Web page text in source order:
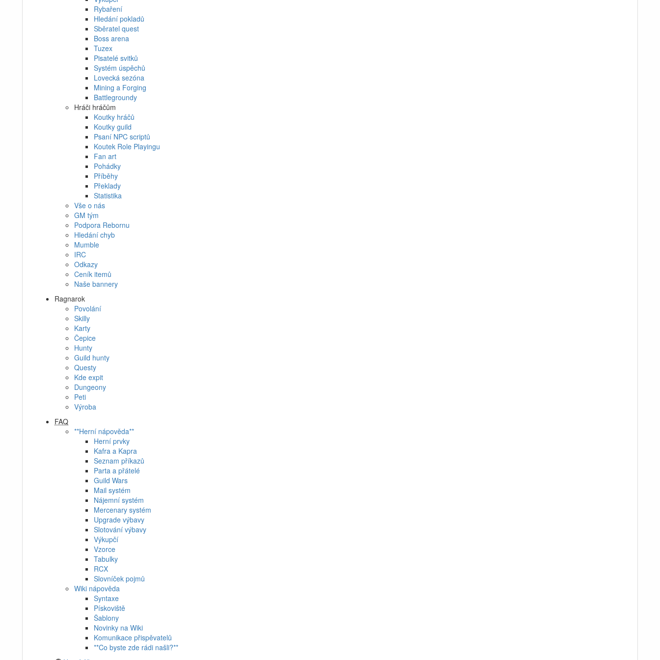
Rybaření
Hledání pokladů
Sběratel quest
Boss arena
Tuzex
Pisatelé svitků
Systém úspěchů
Lovecká sezóna
Mining a Forging
Battlegroundy
Hráči hráčům
Koutky hráčů
Koutky guild
Psaní NPC scriptů
Koutek Role Playingu
Fan art
Pohádky
Příběhy
Překlady
Statistika
Vše o nás
GM tým
Podpora Rebornu
Hledání chyb
Mumble
IRC
Odkazy
Ceník itemů
Naše bannery
Ragnarok
Povolání
Skilly
Karty
Čepice
Hunty
Guild hunty
Questy
Kde expit
Dungeony
Peti
Výroba
FAQ
**Herní nápověda**
Herní prvky
Kafra a Kapra
Seznam příkazů
Parta a přátelé
Guild Wars
Mail systém
Nájemní systém
Mercenary systém
Upgrade výbavy
Slotování výbavy
Výkupčí
Vzorce
Tabulky
RCX
Slovníček pojmů
Wiki nápověda
Syntaxe
Pískoviště
Šablony
Novinky na Wiki
Komunikace přispěvatelů
**Co byste zde rádi našli?**